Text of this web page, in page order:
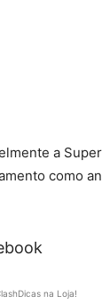
a
como
na Loja!